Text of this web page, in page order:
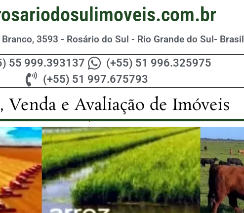
Branco, 3593 - Rosário do Sul - Rio Grande do Sul- Brasil
55 999.393137
(+55) 51 996.325975
(+55) 51 997.675793
Venda e Avaliação de Imóveis